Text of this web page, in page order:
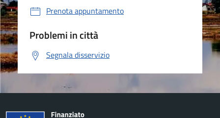
Prenota appuntamento
Problemi in città
Segnala disservizio